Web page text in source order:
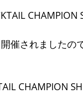
CHAMPION
催されましたの
CHAMPION